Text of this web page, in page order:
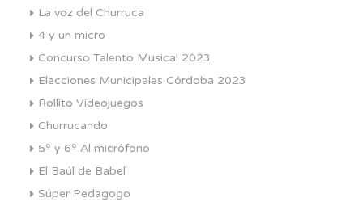
La voz del Churruca
4 y un micro
Concurso Talento Musical 2023
Elecciones Municipales Córdoba 2023
Rollito Videojuegos
Churrucando
5º y 6º Al micrófono
El Baúl de Babel
Súper Pedagogo